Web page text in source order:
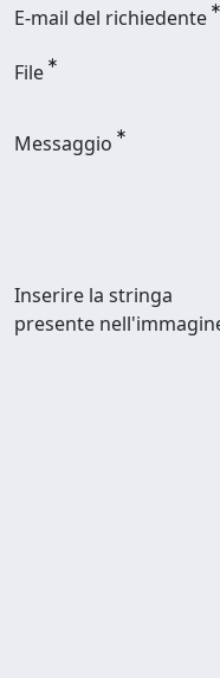
E-mail del richiedente
File
Messaggio
Inserire la stringa
presente